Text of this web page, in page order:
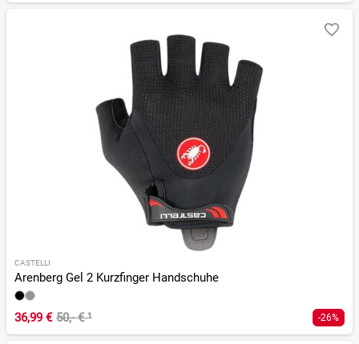
CASTELLI
Arenberg Gel 2 Kurzfinger Handschuhe
36,99 € 50,- €¹ -26%